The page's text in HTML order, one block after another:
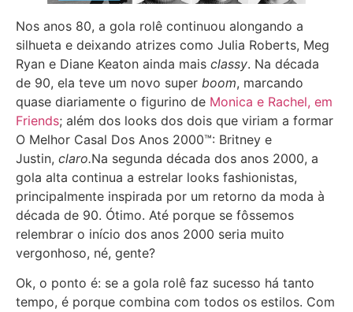
Nos anos 80, a gola rolê continuou alongando a
silhueta e deixando atrizes como Julia Roberts, Meg
Ryan e Diane Keaton ainda mais classy. Na década
de 90, ela teve um novo super boom, marcando
quase diariamente o figurino de Monica e Rachel, em
Friends; além dos looks dos dois que viriam a formar
O Melhor Casal Dos Anos 2000™: Britney e
Justin, claro.Na segunda década dos anos 2000, a
gola alta continua a estrelar looks fashionistas,
principalmente inspirada por um retorno da moda à
década de 90. Ótimo. Até porque se fôssemos
relembrar o início dos anos 2000 seria muito
vergonhoso, né, gente?
Ok, o ponto é: se a gola rolê faz sucesso há tanto
tempo, é porque combina com todos os estilos. Com